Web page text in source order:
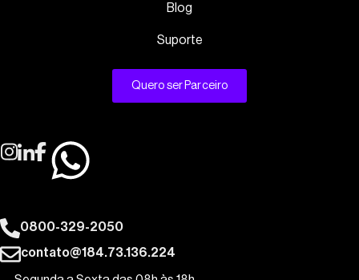
Blog
Suporte
Quero ser Parceiro
0800-329-2050
contato@184.73.136.224